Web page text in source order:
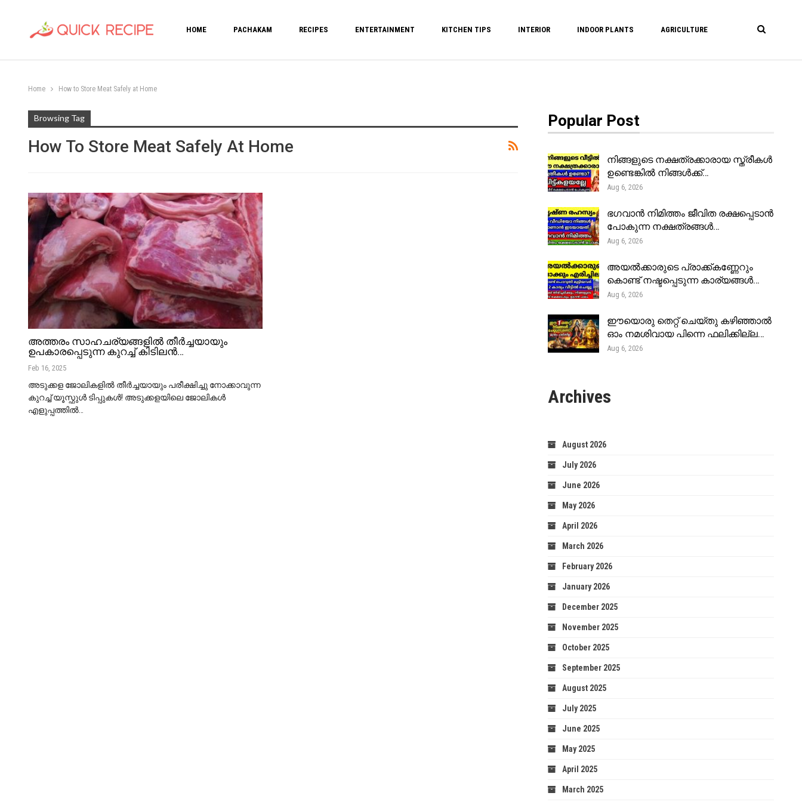
HOME PACHAKAM RECIPES ENTERTAINMENT KITCHEN TIPS INTERIOR INDOOR PLANTS AGRICULTURE
Home How to Store Meat Safely at Home
Browsing Tag
How To Store Meat Safely At Home
അത്തരം സാഹചര്യങ്ങളിൽ തീർച്ചയായും
ഉപകാരപ്പെടുന്ന കുറച്ച് കിടിലൻ…
Feb 16, 2025
അടുക്കള ജോലികളിൽ തീർച്ചയായും പരീക്ഷിച്ചു നോക്കാവുന്ന
കുറച്ച് യൂസ്ഫുൾ ടിപ്പുകൾ! അടുക്കളയിലെ ജോലികൾ
എളുപ്പത്തിൽ
Popular Post
നിങ്ങളുടെ നക്ഷത്രക്കാരായ സ്ത്രീകൾ
ഉണ്ടെങ്കിൽ നിങ്ങൾക്ക്…
Aug 6, 2026
ഭഗവാൻ നിമിത്തം ജീവിത രക്ഷപ്പെടാൻ
പോകുന്ന നക്ഷത്രങ്ങൾ…
Aug 6, 2026
അയൽക്കാരുടെ പ്രാക്ക്കണ്ണേറും
കൊണ്ട് നഷ്ടപ്പെടുന്ന കാര്യങ്ങൾ…
Aug 6, 2026
ഈയൊരു തെറ്റ് ചെയ്തു കഴിഞ്ഞാൽ
ഓം നമശിവായ പിന്നെ ഫലിക്കില്ല…
Aug 6, 2026
Archives
August 2026
July 2026
June 2026
May 2026
April 2026
March 2026
February 2026
January 2026
December 2025
November 2025
October 2025
September 2025
August 2025
July 2025
June 2025
May 2025
April 2025
March 2025